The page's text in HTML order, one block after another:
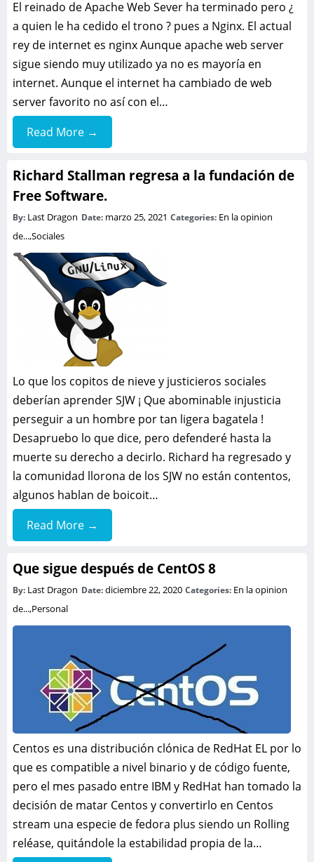
El reinado de Apache Web Sever ha terminado pero ¿
a quien le ha cedido el trono ? pues a Nginx. El actual
rey de internet es nginx Aunque apache web server
sigue siendo muy utilizado ya no es mayoría en
internet. Aunque el internet ha cambiado de web
server favorito no así con el…
Read More →
Richard Stallman regresa a la fundación de
Free Software.
By: Last Dragon Date: marzo 25, 2021 Categories: En la opinion
de...,Sociales
Lo que los copitos de nieve y justicieros sociales
deberían aprender SJW ¡ Que abominable injusticia
perseguir a un hombre por tan ligera bagatela !
Desapruebo lo que dice, pero defenderé hasta la
muerte su derecho a decirlo. Richard ha regresado y
la comunidad llorona de los SJW no están contentos,
algunos hablan de boicoit…
Read More →
Que sigue después de CentOS 8
By: Last Dragon Date:diciembre 22, 2020 Categories: En la opinion
de...,Personal
Centos es una distribución clónica de RedHat EL por lo
que es compatible a nivel binario y de código fuente,
pero el mes pasado entre IBM y RedHat han tomado la
decisión de matar Centos y convertirlo en Centos
stream una especie de fedora plus siendo un Rolling
reléase, quitándole la estabilidad propia de la…